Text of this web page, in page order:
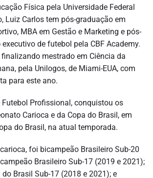
Física pela Universidade Federal
Luiz Carlos tem pós-graduação em
MBA em Gestão e Marketing e pós-
de futebol pela CBF Academy.
mestrado em Ciência da
pela Unilogos, de Miami-EUA, com
para este ano.
Futebol Profissional, conquistou os
Carioca e da Copa do Brasil, em
do Brasil, na atual temporada.
foi bicampeão Brasileiro Sub-20
Brasileiro Sub-17 (2019 e 2021);
Brasil Sub-17 (2018 e 2021); e